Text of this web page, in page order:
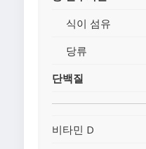
식이 섬유
당류
단백질
비타민 D